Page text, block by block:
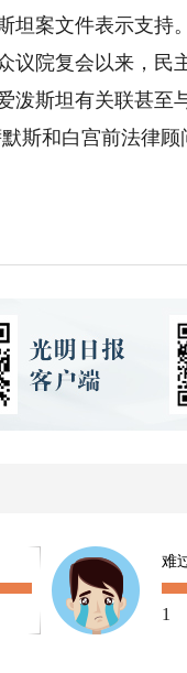
坦案文件表示支持。
院复会以来，民
泼斯坦有关联甚至
斯和白宫前法律
难
1